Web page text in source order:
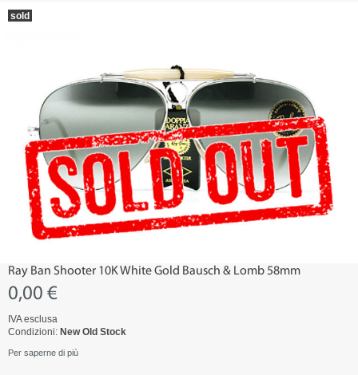
sold
Ray Ban Shooter 10K White Gold Bausch & Lomb 58mm
0,00 €
IVA esclusa
Condizioni: New Old Stock
Per saperne di più